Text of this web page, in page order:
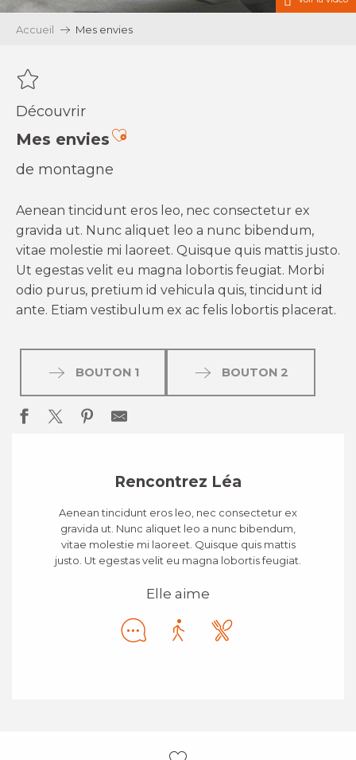
Accueil Mes envies
Découvrir
Mes enviesAjouter aux favoris
de montagne
Aenean tincidunt eros leo, nec consectetur ex
gravida ut. Nunc aliquet leo a nunc bibendum,
vitae molestie mi laoreet. Quisque quis mattis justo.
Ut egestas velit eu magna lobortis feugiat. Morbi
odio purus, pretium id vehicula quis, tincidunt id
ante. Etiam vestibulum ex ac felis lobortis placerat.
BOUTON 1 BOUTON 2
Rencontrez Léa
Aenean tincidunt eros leo, nec consectetur ex
gravida ut. Nunc aliquet leo a nunc bibendum,
vitae molestie mi laoreet. Quisque quis mattis
justo. Ut egestas velit eu magna lobortis feugiat.
Elle aime